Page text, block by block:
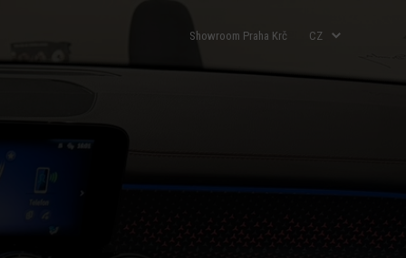
Showroom Praha Krč